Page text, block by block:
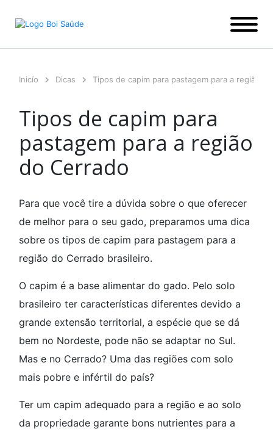
para
Inicío Dicas Tipos de capim para pastagem para a região
Tipos de capim para
pastagem para a região
do Cerrado
Para que você tire a dúvida sobre o que oferecer
de melhor para o seu gado, preparamos uma dica
sobre os tipos de capim para pastagem para a
região do Cerrado brasileiro.
O capim é a base alimentar do gado. Pelo solo
brasileiro ter características diferentes devido a
grande extensão territorial, a espécie que se dá
bem no Nordeste, pode não se adaptar no Sul.
Mas e no Cerrado? Uma das regiões com solo
mais pobre e infértil do país?
Ter um capim adequado para a região e ao solo
da propriedade garante bons nutrientes para a